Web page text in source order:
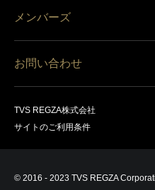
営業日カレンダー
メンバーズ
会員規約
商品登録
お問い合わせ
TVS REGZA株式会社
サイトのご利用条件
© 2016 - 2023 TVS REGZA